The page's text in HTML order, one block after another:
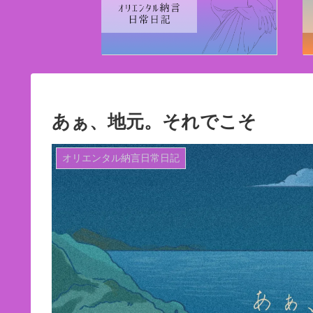
あぁ、地元。それでこそ
オリエンタル納言日常日記